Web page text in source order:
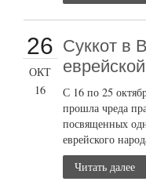
26
ОКТ
16
Суккот в
С 16 по 25
прошла чреда
посвященных
еврейского
Читать далее